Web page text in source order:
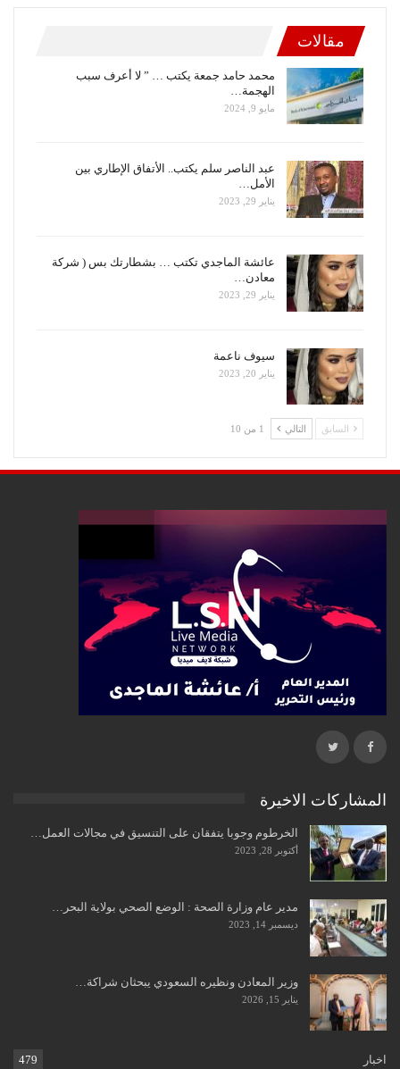
مقالات
محمد حامد جمعة يكتب … ” لا أعرف سبب
الهجمة…
مايو 9, 2024
عبد الناصر سلم يكتب.. الأتفاق الإطاري بين
الأمل…
يناير 29, 2023
عائشة الماجدي تكتب … بشطارتك بس ( شركة
معادن…
يناير 29, 2023
سيوف ناعمة
يناير 20, 2023
السابق التالي 1 من 10
المشاركات الاخيرة
الخرطوم وجوبا يتفقان على التنسيق في مجالات العمل…
أكتوبر 28, 2023
مدير عام وزارة الصحة : الوضع الصحي بولاية البحر…
ديسمبر 14, 2023
وزير المعادن ونظيره السعودي يبحثان شراكة…
يناير 15, 2026
اخبار 479